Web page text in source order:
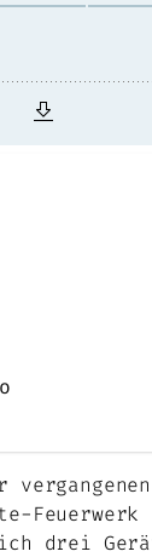
Feuerwerk
drei